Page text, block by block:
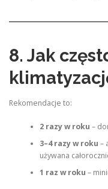
8. Jak
Rekomendacje to:
2 razy w roku –
3–4 razy w roku –
używana
1 raz w roku –